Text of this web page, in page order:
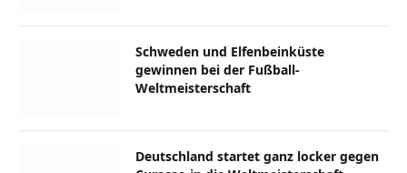
Schweden und Elfenbeinküste
gewinnen bei der Fußball-
Weltmeisterschaft
Deutschland startet ganz locker gegen